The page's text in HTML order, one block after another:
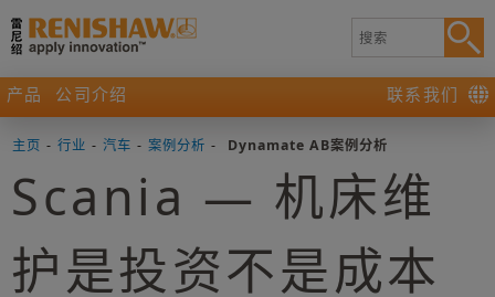
产品 公司介绍 联系我们
主页 - 行业 - 汽车 - 案例分析 - Dynamate AB案例分析
Scania — 机床维
护是投资不是成本